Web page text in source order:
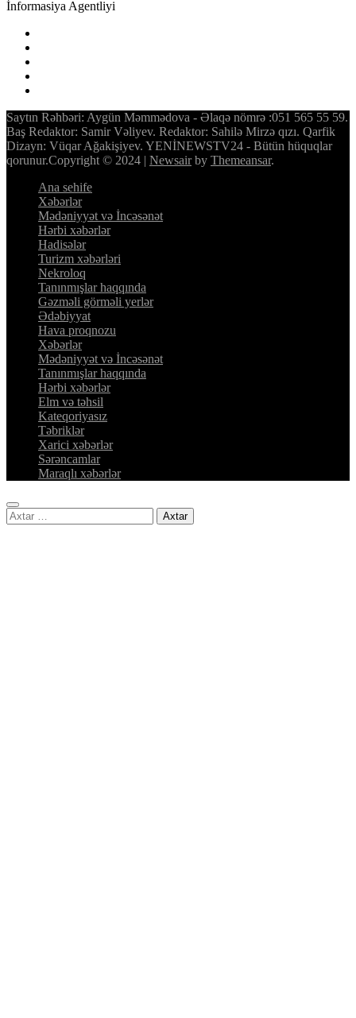
İnformasiya Agentliyi
Saytın Rəhbəri: Aygün Məmmədova - Əlaqə nömrə :051 565 55 59.
Baş Redaktor: Samir Vəliyev. Redaktor: Sahilə Mirzə qızı. Qarfik
Dizayn: Vüqar Ağakişiyev. YENİNEWSTV24 - Bütün hüquqlar
qorunur.Copyright © 2024 | Newsairby Themeansar.
Ana sehife
Xəbərlər
Mədəniyyət və İncəsənət
Hərbi xəbərlər
Hadisələr
Turizm xəbərləri
Nekroloq
Tanınmışlar haqqında
Gəzməli görməli yerlər
Ədəbiyyat
Hava proqnozu
Xəbərlər
Mədəniyyət və İncəsənət
Tanınmışlar haqqında
Hərbi xəbərlər
Elm və təhsil
Kateqoriyasız
Təbriklər
Xarici xəbərlər
Sərəncamlar
Maraqlı xəbərlər
Axtarış: